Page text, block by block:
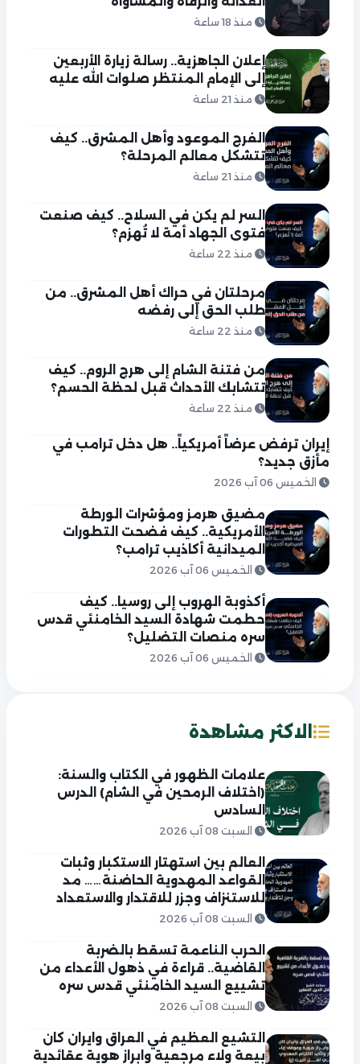
منذ 18 ساعة
إعلان الجاهزية.. رسالة زيارة الأربعين
إلى الإمام المنتظر صلوات الله عليه
منذ 21 ساعة
الفرج الموعود وأهل المشرق.. كيف
تتشكل معالم المرحلة؟
منذ 21 ساعة
السر لم يكن في السلاح.. كيف صنعت
فتوى الجهاد أمة لا تُهزم؟
منذ 22 ساعة
مرحلتان في حراك أهل المشرق.. من
طلب الحق إلى رفضه
منذ 22 ساعة
من فتنة الشام إلى هرج الروم.. كيف
تتشابك الأحداث قبل لحظة الحسم؟
منذ 22 ساعة
إيران ترفض عرضاً أمريكياً.. هل دخل ترامب في
مأزق جديد؟
الخميس 06 آب 2026
مضيق هرمز ومؤشرات الورطة
الأمريكية.. كيف فضحت التطورات
الميدانية أكاذيب ترامب؟
الخميس 06 آب 2026
أكذوبة الهروب إلى روسيا.. كيف
حطمت شهادة السيد الخامنئي قدس
سره منصات التضليل؟
الخميس 06 آب 2026
الاكثر مشاهدة
علامات الظهور في الكتاب والسنة:
(اختلاف الرمحين في الشام) الدرس
السادس
السبت 08 آب 2026
العالم بين استهتار الاستكبار وثبات
القواعد المهدوية الحاضنة…… مد
للاستنزاف وجزر للاقتدار والاستعداد
السبت 08 آب 2026
الحرب الناعمة تسقط بالضربة
القاضية.. قراءة في ذهول الأعداء من
تشييع السيد الخامنئي قدس سره
السبت 08 آب 2026
التشيع العظيم في العراق وايران كان
بيعة ولاء مرجعية وابراز هوية عقائدية